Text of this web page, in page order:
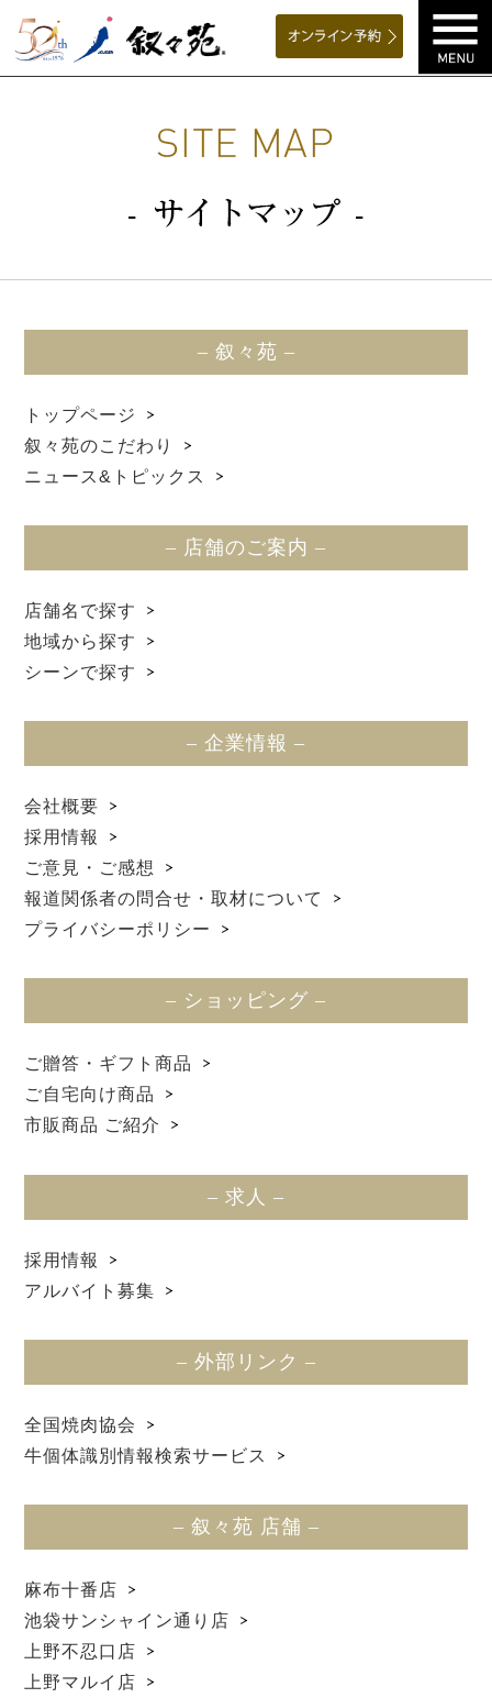
– 叙々苑 –
トップページ
叙々苑のこだわり
ニュース&トピックス
– 店舗のご案内 –
店舗名で探す
地域から探す
シーンで探す
– 企業情報 –
会社概要
採用情報
ご意見・ご感想
報道関係者の問合せ・取材について
プライバシーポリシー
– ショッピング –
ご贈答・ギフト商品
ご自宅向け商品
市販商品 ご紹介
– 求人 –
採用情報
アルバイト募集
– 外部リンク –
全国焼肉協会
牛個体識別情報検索サービス
– 叙々苑 店舗 –
麻布十番店
池袋サンシャイン通り店
上野不忍口店
上野マルイ店